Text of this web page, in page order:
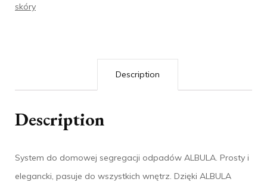
skóry
Description
Description
System do domowej segregacji odpadów ALBULA. Prosty i
elegancki, pasuje do wszystkich wnętrz. Dzięki ALBULA